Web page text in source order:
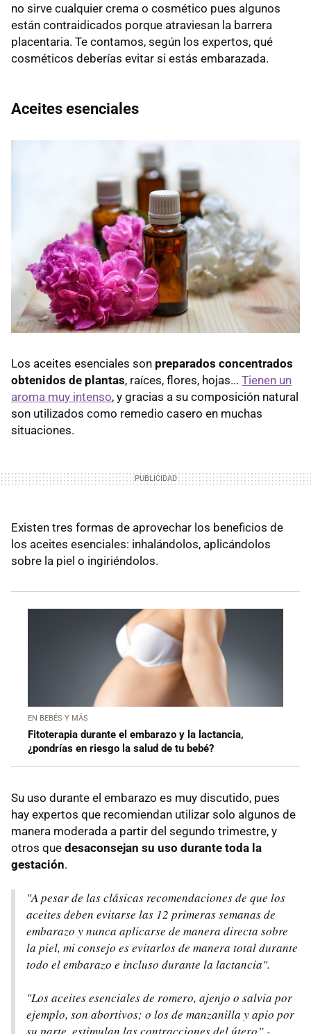
no sirve cualquier crema o cosmético pues algunos
están contraidicados porque atraviesan la barrera
placentaria. Te contamos, según los expertos, qué
cosméticos deberías evitar si estás embarazada.
Aceites esenciales
Los aceites esenciales son preparados concentrados
obtenidos de plantas, raíces, flores, hojas... Tienen un
aroma muy intenso, y gracias a su composición natural
son utilizados como remedio casero en muchas
situaciones.
Existen tres formas de aprovechar los beneficios de
los aceites esenciales: inhalándolos, aplicándolos
sobre la piel o ingiriéndolos.
EN BEBÉS Y MÁS
Fitoterapia durante el embarazo y la lactancia,
¿pondrías en riesgo la salud de tu bebé?
Su uso durante el embarazo es muy discutido, pues
hay expertos que recomiendan utilizar solo algunos de
manera moderada a partir del segundo trimestre, y
otros que desaconsejan su uso durante toda la
gestación.
"A pesar de las clásicas recomendaciones de que los
aceites deben evitarse las 12 primeras semanas de
embarazo y nunca aplicarse de manera directa sobre
la piel, mi consejo es evitarlos de manera total durante
todo el embarazo e incluso durante la lactancia".
"Los aceites esenciales de romero, ajenjo o salvia por
ejemplo, son abortivos; o los de manzanilla y apio por
su parte, estimulan las contracciones del útero” -